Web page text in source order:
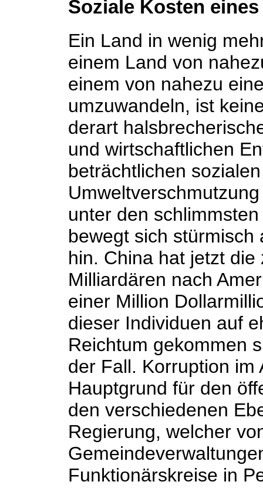
Soziale Kosten
Ein Land in wenig
einem Land von
einem von nahezu
umzuwandeln, ist
derart
und wirtschaftlichen
beträchtlichen
unter den
bewegt sich
hin. China hat jetzt
Milliardären nach
einer Million
dieser Individuen auf
Reichtum gekommen
der Fall. Korruption im
Hauptgrund für den
den verschiedenen
Regierung, welcher
Funktionärskreise in